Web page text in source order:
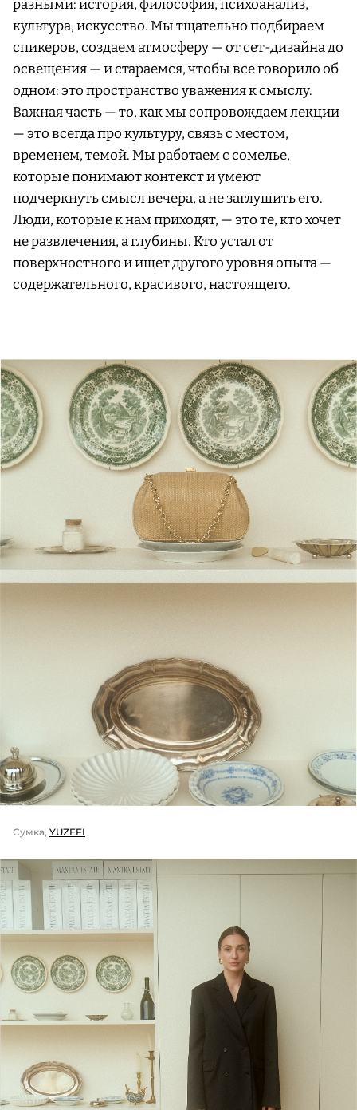
разными: история, философия, психоанализ,
культура, искусство. Мы тщательно подбираем
спикеров, создаем атмосферу — от сет-дизайна до
освещения — и стараемся, чтобы все говорило об
одном: это пространство уважения к смыслу.
Важная часть — то, как мы сопровождаем лекции
— это всегда про культуру, связь с местом,
временем, темой. Мы работаем с сомелье,
которые понимают контекст и умеют
подчеркнуть смысл вечера, а не заглушить его.
Люди, которые к нам приходят, — это те, кто хочет
не развлечения, а глубины. Кто устал от
поверхностного и ищет другого уровня опыта —
содержательного, красивого, настоящего.
Сумка, YUZEFI